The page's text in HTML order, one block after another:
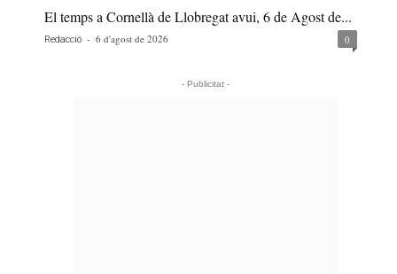
El temps a Cornellà de Llobregat avui, 6 de Agost de...
Redacció - 6 d'agost de 2026 0
- Publicitat -